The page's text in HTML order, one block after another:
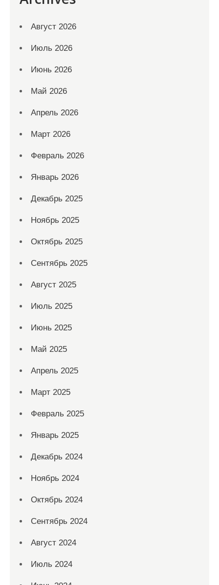
Август 2026
Июль 2026
Июнь 2026
Май 2026
Апрель 2026
Март 2026
Февраль 2026
Январь 2026
Декабрь 2025
Ноябрь 2025
Октябрь 2025
Сентябрь 2025
Август 2025
Июль 2025
Июнь 2025
Май 2025
Апрель 2025
Март 2025
Февраль 2025
Январь 2025
Декабрь 2024
Ноябрь 2024
Октябрь 2024
Сентябрь 2024
Август 2024
Июль 2024